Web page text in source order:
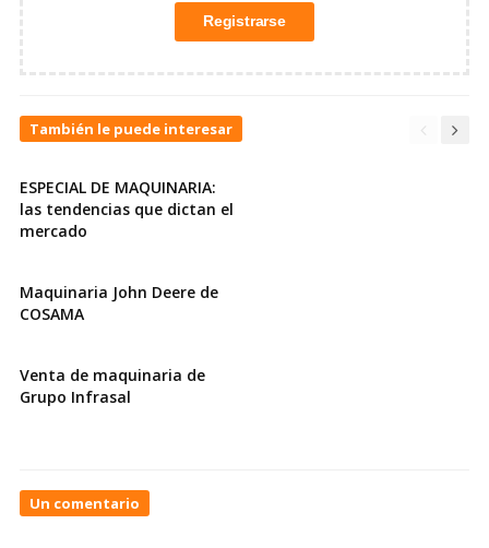
También le puede interesar
ESPECIAL DE MAQUINARIA:
las tendencias que dictan el
mercado
Maquinaria John Deere de
COSAMA
Venta de maquinaria de
Grupo Infrasal
Un comentario